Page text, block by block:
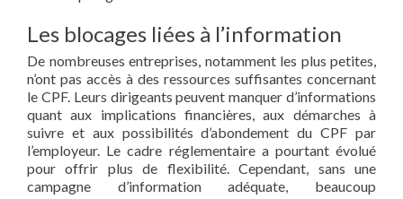
Les blocages liées à l’information
De nombreuses entreprises, notamment les plus petites,
n’ont pas accès à des ressources suffisantes concernant
le CPF. Leurs dirigeants peuvent manquer d’informations
quant aux implications financières, aux démarches à
suivre et aux possibilités d’abondement du CPF par
l’employeur. Le cadre réglementaire a pourtant évolué
pour offrir plus de flexibilité. Cependant, sans une
campagne d’information adéquate, beaucoup